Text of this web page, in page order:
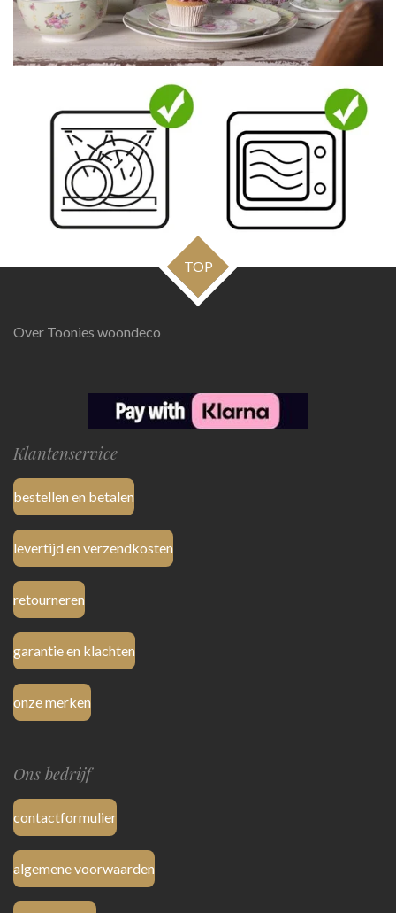
TOP
Over Toonies woondeco
Klantenservice
bestellen en betalen
levertijd en verzendkosten
retourneren
garantie en klachten
onze merken
Ons bedrijf
contactformulier
algemene voorwaarden